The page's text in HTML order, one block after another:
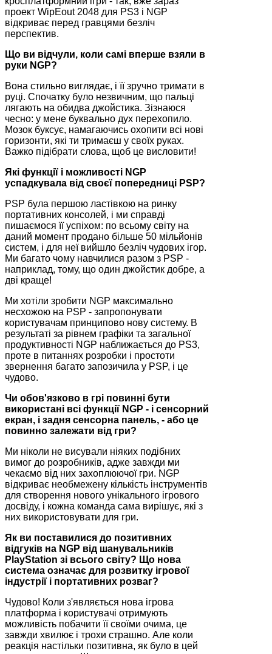
проект WipEout 2048 для PS3 і NGP
відкриває перед гравцями безліч
перспектив.
Що ви відчули, коли самі вперше взяли в
руки NGP?
Вона стильно виглядає, і її зручно тримати в
руці. Спочатку було незвичним, що пальці
лягають на обидва джойстика. Зізнаюся
чесно: у мене буквально дух перехопило.
Мозок буксує, намагаючись охопити всі нові
горизонти, які ти тримаєш у своїх руках.
Важко підібрати слова, щоб це висловити!
Які функції і можливості NGP
успадкувала від своєї попередниці PSP?
PSP була першою ластівкою на ринку
портативних консолей, і ми справді
пишаємося її успіхом: по всьому світу на
даний момент продано більше 50 мільйонів
систем, і для неї вийшло безліч чудових ігор.
Ми багато чому навчилися разом з PSP -
наприклад, тому, що один джойстик добре, а
дві краще!
Ми хотіли зробити NGP максимально
несхожою на PSP - запропонувати
користувачам принципово нову систему. В
результаті за рівнем графіки та загальної
продуктивності NGP наближається до PS3,
проте в питаннях розробки і простоти
звернення багато запозичила у PSP, і це
чудово.
Чи обов'язково в грі повинні бути
використані всі функції NGP - і сенсорний
екран, і задня сенсорна панель, - або це
повинно залежати від гри?
Ми ніколи не висували ніяких подібних
вимог до розробників, адже завжди ми
чекаємо від них захоплюючої гри. NGP
відкриває необмежену кількість інструментів
для створення нового унікального ігрового
досвіду, і кожна команда сама вирішує, які з
них використовувати для гри.
Як ви поставилися до позитивних
відгуків на NGP від шанувальників
PlayStation зі всього світу? Що нова
система означає для розвитку ігрової
індустрії і портативних розваг?
Чудово! Коли з'являється нова ігрова
платформа і користувачі отримують
можливість побачити її своїми очима, це
завжди хвилює і трохи страшно. Але коли
реакція настільки позитивна, як було в цей